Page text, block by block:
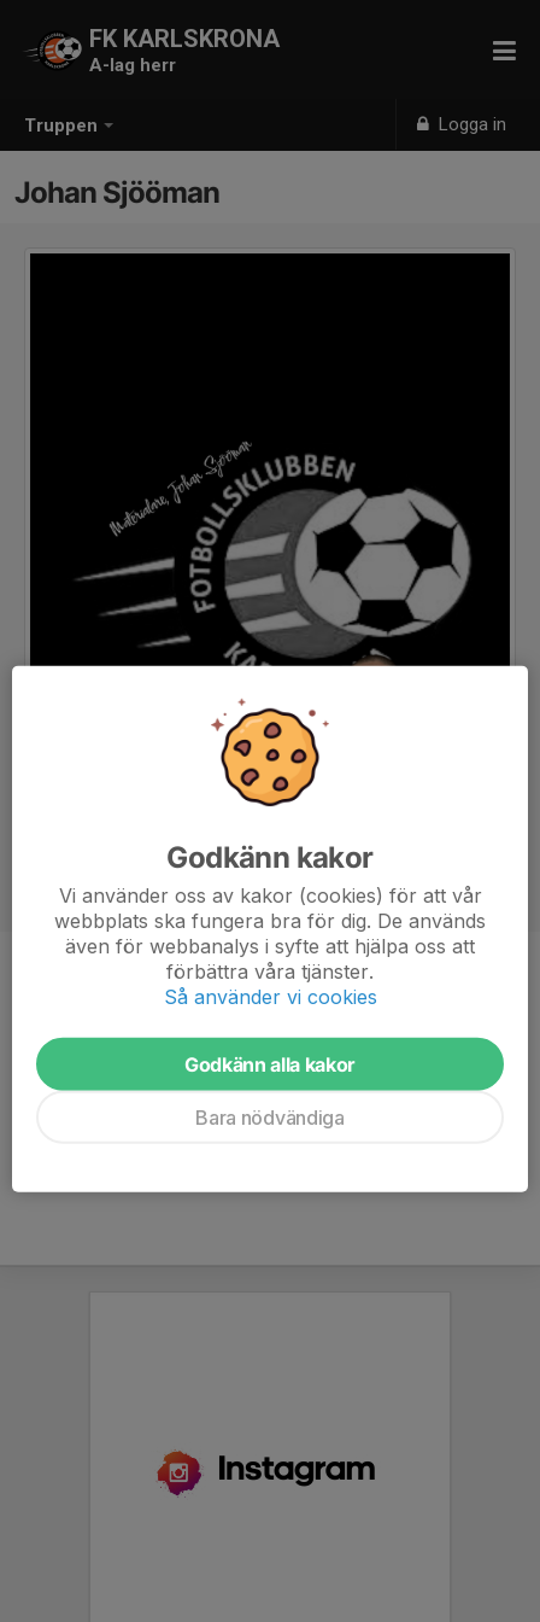
Truppen Logga in
FK KARLSKRONA
A-lag herr
Johan Sjööman
Materialare
Tidigare klubbar
Drottningskär IF, FK Karlskrona,
Karlskrona UF, Örgryte IS, Qviding FIF, FK
Karlskrona
Godkänn kakor
Vi använder oss av kakor (cookies) för att vår
webbplats ska fungera bra för dig. De används
även för webbanalys i syfte att hjälpa oss att
förbättra våra tjänster.
Så använder vi cookies
Godkänn alla kakor
Bara nödvändiga